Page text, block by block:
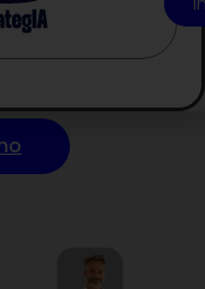
para eliminar